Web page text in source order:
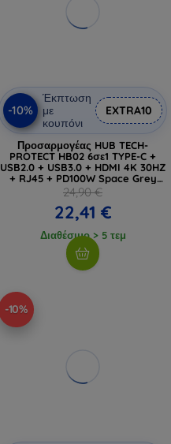
-10%
Έκπτωση
με
κουπόνι
EXTRA10
Προσαρμογέας HUB TECH-
PROTECT HB02 6σε1 TYPE-C +
USB2.0 + USB3.0 + HDMI 4K 30HZ
+ RJ45 + PD100W Space Grey
(5906302360574)
24,90 €
22,41 €
Διαθέσιμο > 5 τεμ
-10%